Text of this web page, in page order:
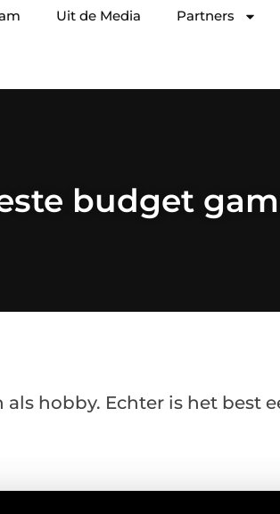
Uit de Media Partners
budget
hobby. Echter is het best